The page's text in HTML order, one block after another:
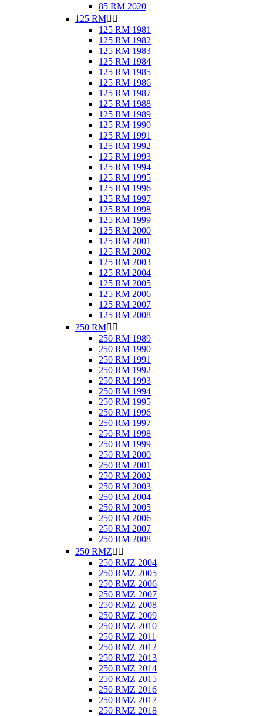
85 RM 2020
125 RM 
125 RM 1981
125 RM 1982
125 RM 1983
125 RM 1984
125 RM 1985
125 RM 1986
125 RM 1987
125 RM 1988
125 RM 1989
125 RM 1990
125 RM 1991
125 RM 1992
125 RM 1993
125 RM 1994
125 RM 1995
125 RM 1996
125 RM 1997
125 RM 1998
125 RM 1999
125 RM 2000
125 RM 2001
125 RM 2002
125 RM 2003
125 RM 2004
125 RM 2005
125 RM 2006
125 RM 2007
125 RM 2008
250 RM 
250 RM 1989
250 RM 1990
250 RM 1991
250 RM 1992
250 RM 1993
250 RM 1994
250 RM 1995
250 RM 1996
250 RM 1997
250 RM 1998
250 RM 1999
250 RM 2000
250 RM 2001
250 RM 2002
250 RM 2003
250 RM 2004
250 RM 2005
250 RM 2006
250 RM 2007
250 RM 2008
250 RMZ 
250 RMZ 2004
250 RMZ 2005
250 RMZ 2006
250 RMZ 2007
250 RMZ 2008
250 RMZ 2009
250 RMZ 2010
250 RMZ 2011
250 RMZ 2012
250 RMZ 2013
250 RMZ 2014
250 RMZ 2015
250 RMZ 2016
250 RMZ 2017
250 RMZ 2018